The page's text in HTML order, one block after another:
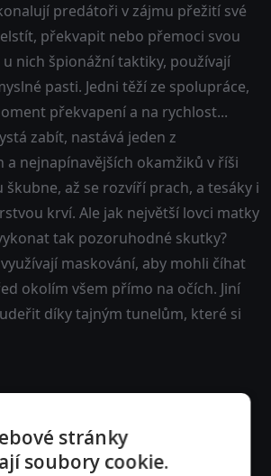
predátoři v zájmu přežití své
překvapit nebo přemoci svou
nich špionážní taktiky, používají
pasti. Jedni těží ze spolupráce,
překvapení a na rychlost...
zabít, nastává jeden z
a nejnapínavějších okamžiků v říši
až se rozvíří prach, a tesáky i
krví. Ale jak největší lovci matky
tak pozoruhodné skutky?
maskování, aby mohli číhat
okolím všem přímo na očích. Jiní
díky tajným tunelům, které si
nebo pořadu Lovci ve
a tvůrci
stránky
soubory cookie.